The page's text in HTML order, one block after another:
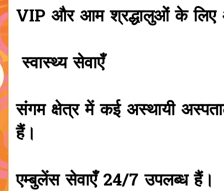
VIP और आम श्रद्धालुओं के लिए
स्वास्थ्य सेवाएँ
संगम क्षेत्र में कई अस्थायी
हैं।
एम्बुलेंस सेवाएँ 24/7 उपलब्ध हैं।